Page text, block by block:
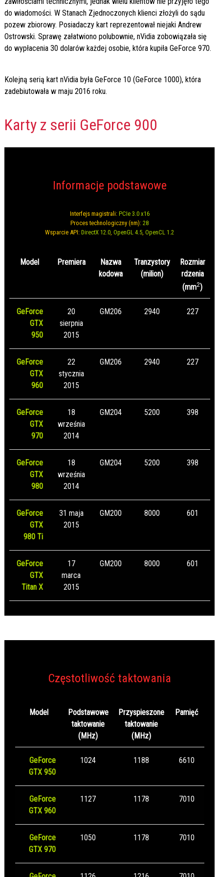
do wiadomości. W Stanach Zjednoczonych klienci złożyli do sądu
pozew zbiorowy. Posiadaczy kart reprezentował niejaki Andrew
Ostrowski. Sprawę załatwiono polubownie, nVidia zobowiązała się
do wypłacenia 30 dolarów każdej osobie, która kupiła GeForce 970.
Kolejną serią kart nVidia była GeForce 10 (GeForce 1000), która
zadebiutowała w maju 2016 roku.
Karty z serii GeForce 900
Informacje podstawowe
Interfejs magistrali: PCIe 3.0 x16
Proces technologiczny (nm):28
Wsparcie API:DirectX 12.0,OpenGL 4.5,OpenCL 1.2
Model Premiera
Nazwa
kodowa
Tranzystory
(milion)
Rozmiar
rdzenia
(mm2)
GeForce
GTX
950
20
sierpnia
2015
GM206 2940 227
GeForce
GTX
960
22
stycznia
2015
GM206 2940 227
GeForce
GTX
970
18
września
2014
GM204 5200 398
GeForce
GTX
980
18
września
2014
GM204 5200 398
GeForce
GTX
980 Ti
31 maja
2015
GM200 8000 601
GeForce
GTX
Titan X
17
marca
2015
GM200 8000 601
Częstotliwość taktowania
Model
Podstawowe
taktowanie
(MHz)
Przyspieszone
taktowanie
(MHz)
Pamięć
GeForce
GTX 950
1024 1188 6610
GeForce
GTX 960
1127 1178 7010
GeForce
GTX 970
1050 1178 7010